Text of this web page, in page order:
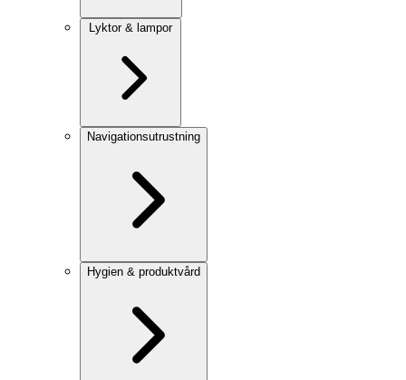
Lyktor & lampor
Navigationsutrustning
Hygien & produktvård